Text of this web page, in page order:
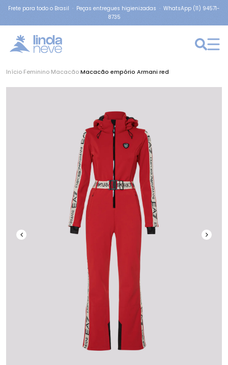
Frete para todo o Brasil · Peças entregues higienizadas · WhatsApp (11) 94571-
8735
Início Feminino MacacãoMacacão empório Armani red